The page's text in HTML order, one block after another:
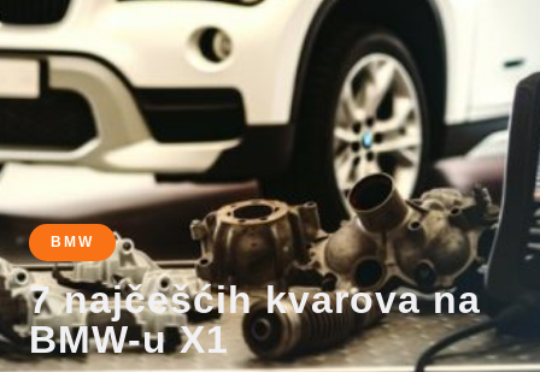
BMW
7 najčešćih kvarova na
BMW-u X1